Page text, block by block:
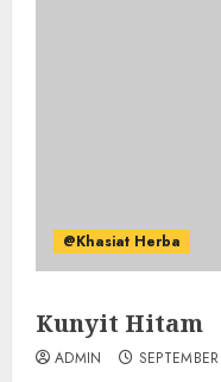
@Khasiat Herba
Kunyit Hitam
ADMIN